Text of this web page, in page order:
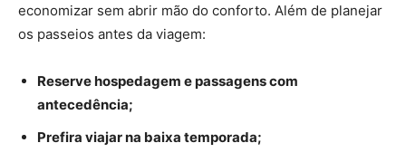
economizar sem abrir mão do conforto. Além de planejar
os passeios antes da viagem:
Reserve hospedagem e passagens com
antecedência;
Prefira viajar na baixa temporada;